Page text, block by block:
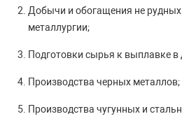
Добычи и обогащения не
металлургии;
Подготовки сырья к выплавке в
Производства черных металлов;
Производства чугунных и